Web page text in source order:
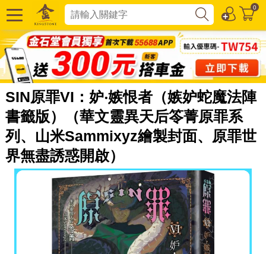
0
SIN原罪VI：妒‧嫉恨者（嫉妒蛇魔法陣
書籤版）（華文靈異天后笭菁原罪系
列、山米Sammixyz繪製封面、原罪世
界無盡誘惑開啟）